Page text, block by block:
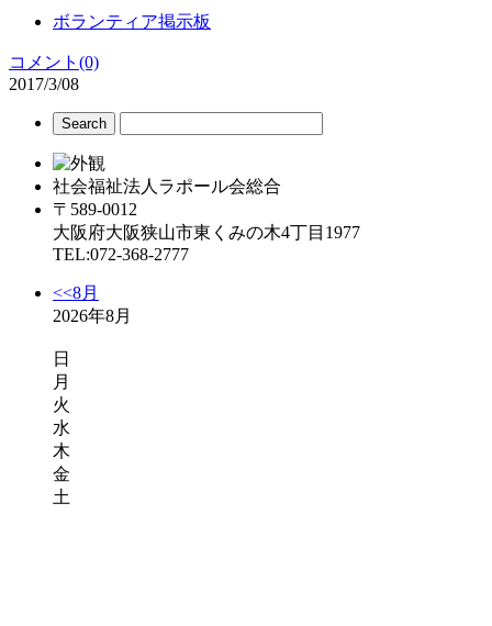
ボランティア掲示板
コメント(0)
2017/3/08
社会福祉法人ラポール会総合
〒589-0012
大阪府大阪狭山市東くみの木4丁目1977
TEL:072-368-2777
<<8月
2026年8月
日
月
火
水
木
金
土